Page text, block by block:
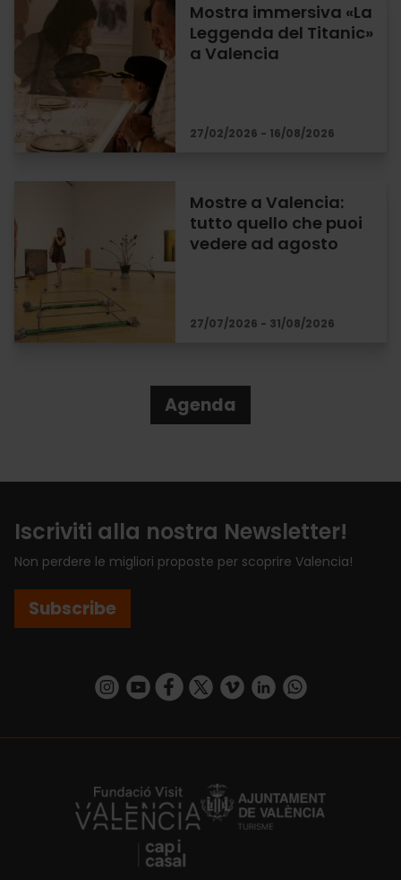
Mostra immersiva «La
Leggenda del Titanic»
a Valencia
27/02/2026 - 16/08/2026
Mostre a Valencia:
tutto quello che puoi
vedere ad agosto
27/07/2026 - 31/08/2026
Agenda
Iscriviti alla nostra Newsletter!
Non perdere le migliori proposte per scoprire Valencia!
Subscribe
https://www.instagram.com/visit_valencia/
https://www.youtube.com/user/
https://www.facebook.com/
https://twitter.com/VisitaValencia
https://vimeo.com/
https://www.linkedin.com/company/turismo-valencia/https://api.whatsapp.com/send/
https://fundacion.visitvalencia.com/